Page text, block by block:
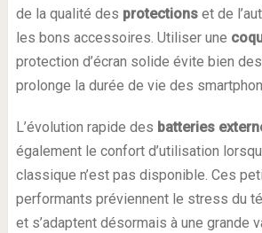
de la qualité des protectionset de
les bons accessoires. Utiliser une
protection d’écran solide évite bien
prolonge la durée de vie des
L’évolution rapide des batteries
également le confort d’utilisation
classique n’est pas disponible. Ces
performants préviennent le stress du
et s’adaptent désormais à une grande